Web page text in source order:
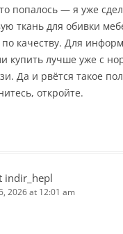
попалось — я уже
ткань для обивки
качеству. Для
купить лучше уже с
Да и рвётся такое
откройте.
indir_hepl
2026 at 12:01 am